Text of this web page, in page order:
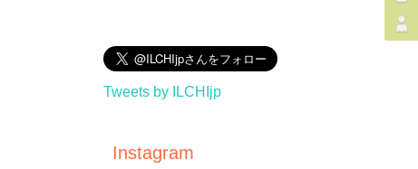
Tweets by ILCHIjp
Instagram